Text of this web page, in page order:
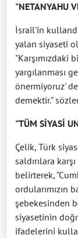
"NETANYAHU
İsrail'in
yalan siyaseti
"Karşımızdaki
yargılanması
önermiyoruz'
demektir."
"TÜM SİYASİ
Çelik, Türk
saldırılara
belirterek,
ordularımızın
şebekesinden
siyasetinin
ifadelerini